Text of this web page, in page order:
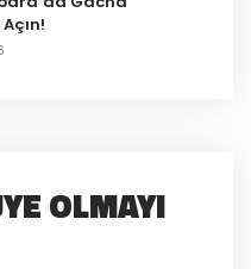
OLMAYI